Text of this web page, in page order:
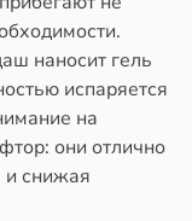
наносит гель
испаряется
на
они отлично
и снижая